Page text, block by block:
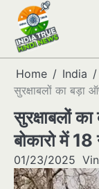
Skip
content
Home
India
सुरक्षाबलों का बड़ा
सुरक्षाबलों
बोकारो में
01/23/2025